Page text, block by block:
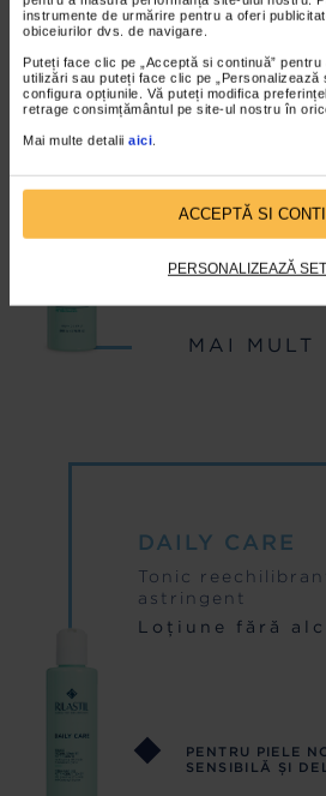
instrumente de urmărire pentru a oferi
obiceiurilor dvs. de navigare.
Puteți face clic pe „Acceptă si continuă”
utilizări sau puteți face clic pe „Personalizează
configura opțiunile. Vă puteți modifica
retrage consimțământul pe site-ul nostru în
Mai multe detalii aici.
ACCEPTĂ SI
PERSONALIZEAZĂ
DAILY CARE
Gel de curățare
purifiant
Gel de curățare
proaspăt și
MIXTĂ ȘI
ACNEE
MAI MULT
DAILY CARE
Tonic
astringent
Loțiune fără
PENTRU PIELE
SENSIBILĂ ȘI